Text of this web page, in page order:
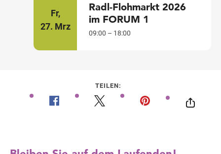
Fr,
27. Mrz
Radl-Flohmarkt 2026
im FORUM 1
09:00 – 18:00
TEILEN: